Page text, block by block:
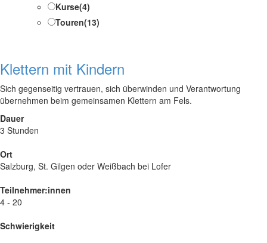
Kurse(4)
Touren(13)
Klettern mit Kindern
Sich gegenseitig vertrauen, sich überwinden und Verantwortung
übernehmen beim gemeinsamen Klettern am Fels.
Dauer
3 Stunden
Ort
Salzburg, St. Gilgen oder Weißbach bei Lofer
Teilnehmer:innen
4 - 20
Schwierigkeit